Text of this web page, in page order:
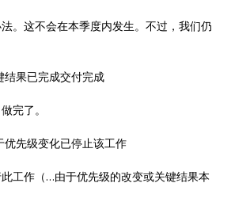
。这不会在本季度内发生。不过，我们仍
完了。
工作（…由于优先级的改变或关键结果本